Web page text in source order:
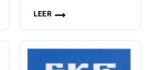
LEER